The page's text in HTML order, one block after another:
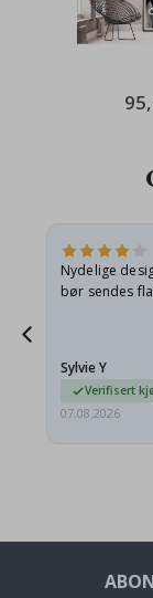
Nydelige
bør sendes
Sylvie Y
Verifisert
07.08.2026